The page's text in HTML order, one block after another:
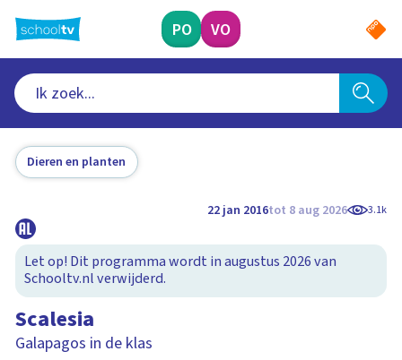
naar
hoofdinhoud
PO VO
Dieren en planten
22 jan 2016tot 8 aug 2026 3.1k
Let op! Dit programma wordt in augustus 2026 van
Schooltv.nl verwijderd.
Scalesia
Galapagos in de klas